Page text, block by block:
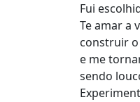
Fui
Te amar a
construir
e me
sendo